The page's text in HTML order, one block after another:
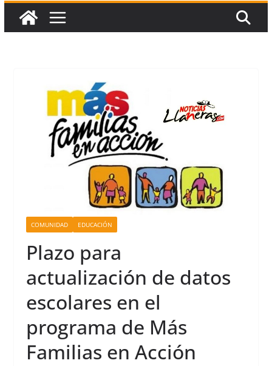
COMUNIDAD EDUCACIÓN
Plazo para
actualización de datos
escolares en el
programa de Más
Familias en Acción